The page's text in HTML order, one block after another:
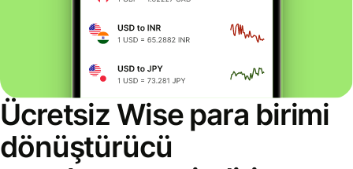
Ücretsiz Wise para birimi
dönüştürücü